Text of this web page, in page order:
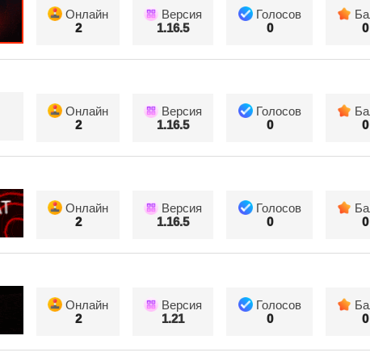
Онлайн
2
Версия
1.16.5
Голосов
0
0
Онлайн
2
Версия
1.16.5
Голосов
0
0
Онлайн
2
Версия
1.16.5
Голосов
0
0
Онлайн
2
Версия
1.21
Голосов
0
0